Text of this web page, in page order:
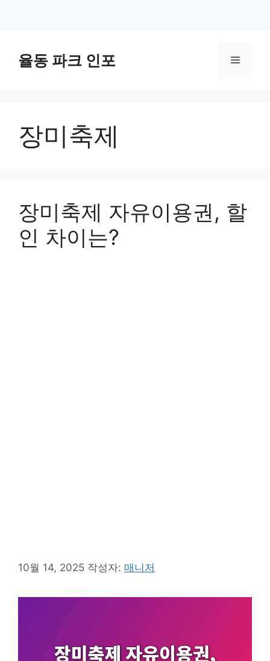
율동 파크 인포 메
장미축제
장미축제 자유이용권, 할
인 차이는?
10월 14, 2025 작성자: 매니저